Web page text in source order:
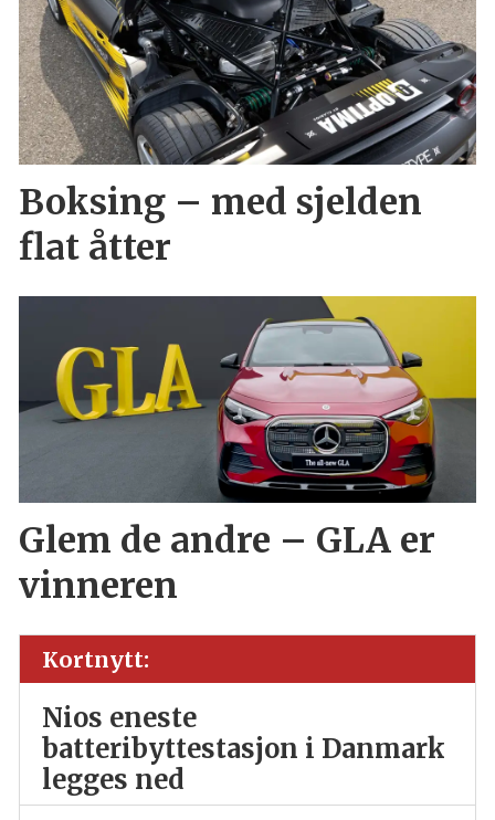
Boksing – med sjelden
flat åtter
Glem de andre – GLA er
vinneren
Kortnytt:
Nios eneste
batteribyttestasjon i Danmark
legges ned